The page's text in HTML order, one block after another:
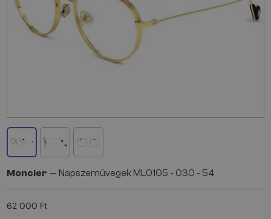
Moncler — Napszemüvegek ML0105 - 030 - 54
62 000 Ft